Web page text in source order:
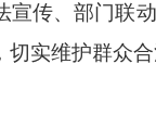
传、部门联
实维护群众合